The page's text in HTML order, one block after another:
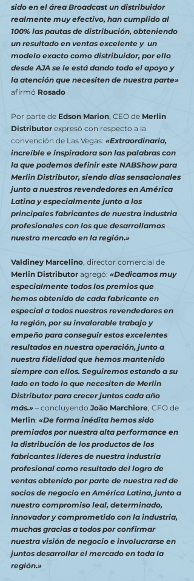
sido en el área Broadcast un distribuidor
realmente muy efectivo, han cumplido al
100% las pautas de distribución, obteniendo
un resultado en ventas excelente y  un
modelo exacto como distribuidor, por ello
desde AJA se le está dando todo el apoyo y
la atención que necesiten de nuestra parte»
afirmó Rosado
Por parte de Edson Marion, CEO de Merlin
Distributor expresó con respecto a la
convención de Las Vegas: «Extraordinaria,
increíble e inspiradora son las palabras con
la que podemos definir este NABShow para
Merlin Distributor, siendo días sensacionales
junto a nuestros revendedores en América
Latina y especialmente junto a los
principales fabricantes de nuestra industria
profesionales con los que desarrollamos
nuestro mercado en la región.»
Valdiney Marcelino, director comercial de
Merlin Distributor agregó: «Dedicamos muy
especialmente todos los premios que
hemos obtenido de cada fabricante en
especial a todos nuestros revendedores en
la región, por su invalorable trabajo y
empeño para conseguir estos excelentes
resultados en nuestra operación, junto a
nuestra fidelidad que hemos mantenido
siempre con ellos. Seguiremos estando a su
lado en todo lo que necesiten de Merlin
Distributor para crecer juntos cada año
más.» – concluyendo João Marchiore, CFO de
Merlin: «De forma inédita hemos sido
premiados por nuestra alta performance en
la distribución de los productos de los
fabricantes líderes de nuestra industria
profesional como resultado del logro de
ventas obtenido por parte de nuestra red de
socios de negocio en América Latina, junto a
nuestro compromiso leal, determinado,
innovador y comprometido con la industria,
muchas gracias a todos por confirmar
nuestra visión de negocio e involucrarse en
juntos desarrollar el mercado en toda la
región.»